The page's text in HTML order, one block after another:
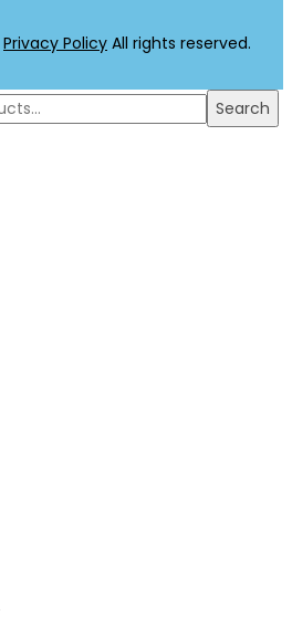
Privacy Policy All rights reserved.
Search